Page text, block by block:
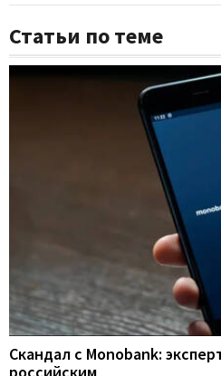
Статьи по теме
Скандал с Monobank: